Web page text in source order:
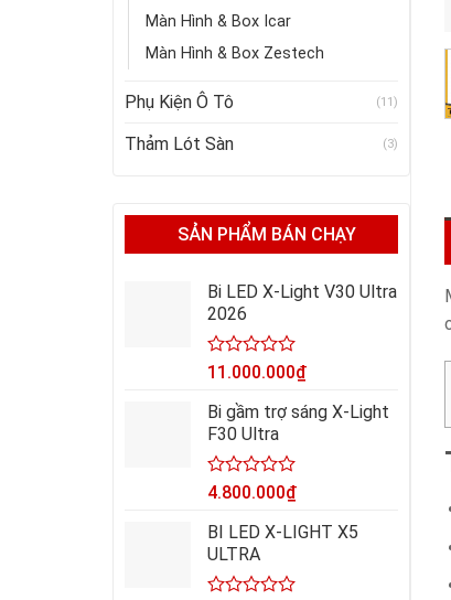
Màn Hình & Box Icar
Màn Hình & Box Zestech
Phụ Kiện Ô Tô (11)
Thảm Lót Sàn (3)
SẢN PHẨM BÁN CHẠY
Bi LED X-Light V30 Ultra
2026
Được
hạng
0
5
sao
11.000.000₫
Bi gầm trợ sáng X-Light
F30 Ultra
Được
hạng
0
5
sao
4.800.000₫
BI LED X-LIGHT X5
ULTRA